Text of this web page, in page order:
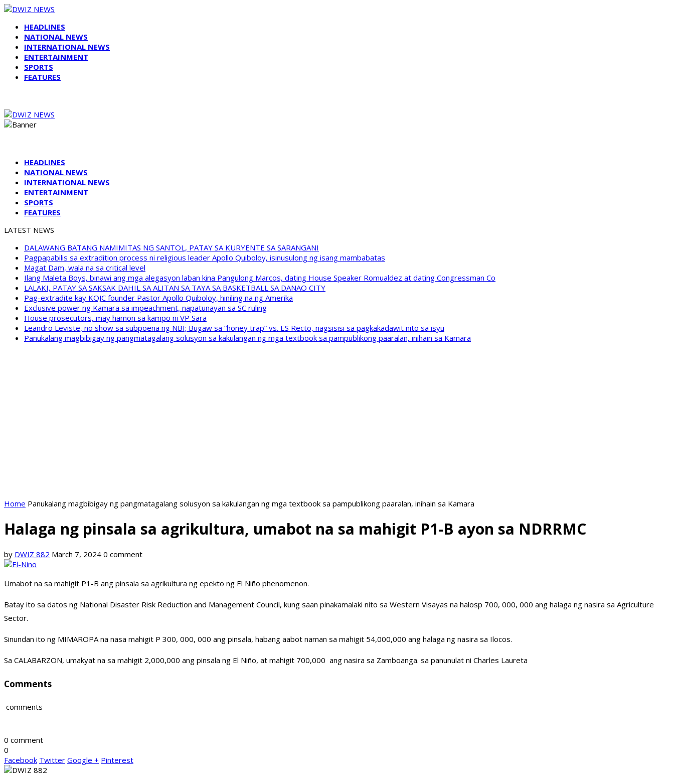
HEADLINES
NATIONAL NEWS
INTERNATIONAL NEWS
ENTERTAINMENT
SPORTS
FEATURES
HEADLINES
NATIONAL NEWS
INTERNATIONAL NEWS
ENTERTAINMENT
SPORTS
FEATURES
LATEST NEWS
DALAWANG BATANG NAMIMITAS NG SANTOL, PATAY SA KURYENTE SA SARANGANI
Pagpapabilis sa extradition process ni religious leader Apollo Quiboloy, isinusulong ng isang mambabatas
Magat Dam, wala na sa critical level
Ilang Maleta Boys, binawi ang mga alegasyon laban kina Pangulong Marcos, dating House Speaker Romualdez at dating Congressman Co
LALAKI, PATAY SA SAKSAK DAHIL SA ALITAN SA TAYA SA BASKETBALL SA DANAO CITY
Pag-extradite kay KOJC founder Pastor Apollo Quiboloy, hiniling na ng Amerika
Exclusive power ng Kamara sa impeachment, napatunayan sa SC ruling
House prosecutors, may hamon sa kampo ni VP Sara
Leandro Leviste, no show sa subpoena ng NBI; Bugaw sa “honey trap” vs. ES Recto, nagsisisi sa pagkakadawit nito sa isyu
Panukalang magbibigay ng pangmatagalang solusyon sa kakulangan ng mga textbook sa pampublikong paaralan, inihain sa Kamara
Home Panukalang magbibigay ng pangmatagalang solusyon sa kakulangan ng mga textbook sa pampublikong paaralan, inihain sa Kamara
Halaga ng pinsala sa agrikultura, umabot na sa mahigit P1-B ayon sa NDRRMC
by DWIZ 882 March 7, 2024 0 comment
Umabot na sa mahigit P1-B ang pinsala sa agrikultura ng epekto ng El Niño phenomenon.
Batay ito sa datos ng National Disaster Risk Reduction and Management Council, kung saan pinakamalaki nito sa Western Visayas na halosp 700, 000, 000 ang halaga ng nasira sa Agriculture
Sector.
Sinundan ito ng MIMAROPA na nasa mahigit P 300, 000, 000 ang pinsala, habang aabot naman sa mahigit 54,000,000 ang halaga ng nasira sa Ilocos.
Sa CALABARZON, umakyat na sa mahigit 2,000,000 ang pinsala ng El Niño, at mahigit 700,000 ang nasira sa Zamboanga. sa panunulat ni Charles Laureta
Comments
comments
0 comment
0
Facebook Twitter Google + Pinterest